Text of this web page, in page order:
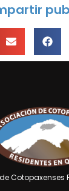
Cotopaxenses